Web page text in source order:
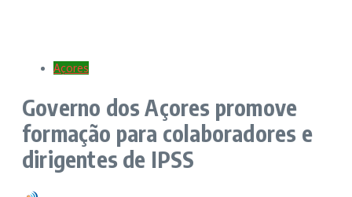
Açores
Governo dos Açores promove
formação para colaboradores e
dirigentes de IPSS